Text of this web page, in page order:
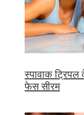
स्पावाक ट्रिपल
फेस सीरम